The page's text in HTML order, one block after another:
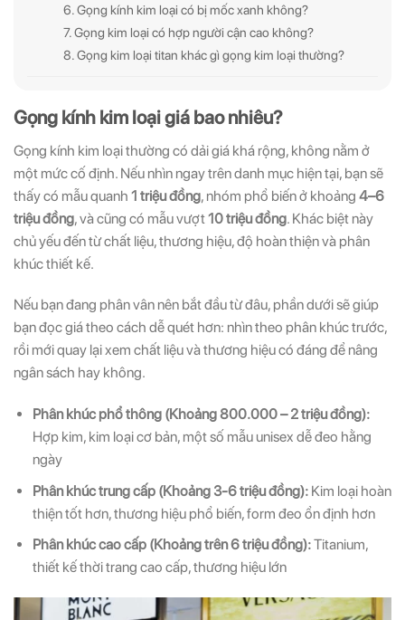
6. Gọng kính kim loại có bị mốc xanh không?
7. Gọng kim loại có hợp người cận cao không?
8. Gọng kim loại titan khác gì gọng kim loại thường?
Gọng kính kim loại giá bao nhiêu?
Gọng kính kim loại thường có dải giá khá rộng, không nằm ở
một mức cố định. Nếu nhìn ngay trên danh mục hiện tại, bạn sẽ
thấy có mẫu quanh 1 triệu đồng, nhóm phổ biến ở khoảng 4–6
triệu đồng, và cũng có mẫu vượt10 triệu đồng. Khác biệt này
chủ yếu đến từ chất liệu, thương hiệu, độ hoàn thiện và phân
khúc thiết kế.
Nếu bạn đang phân vân nên bắt đầu từ đâu, phần dưới sẽ giúp
bạn đọc giá theo cách dễ quét hơn: nhìn theo phân khúc trước,
rồi mới quay lại xem chất liệu và thương hiệu có đáng để nâng
ngân sách hay không.
Phân khúc phổ thông (Khoảng 800.000 – 2 triệu đồng):
Hợp kim, kim loại cơ bản, một số mẫu unisex dễ đeo hằng
ngày
Phân khúc trung cấp (Khoảng 3-6 triệu đồng): Kim loại hoàn
thiện tốt hơn, thương hiệu phổ biến, form đeo ổn định hơn
Phân khúc cao cấp (Khoảng trên 6 triệu đồng):Titanium,
thiết kế thời trang cao cấp, thương hiệu lớn